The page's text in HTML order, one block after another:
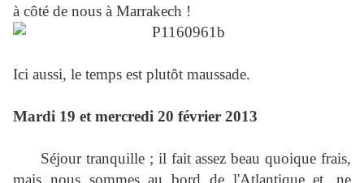
à côté de nous à Marrakech !
Ici aussi, le temps est plutôt maussade.
Mardi 19 et mercredi 20 février 2013
Séjour tranquille ; il fait assez beau quoique frais,
mais nous sommes au bord de l'Atlantique et, ne